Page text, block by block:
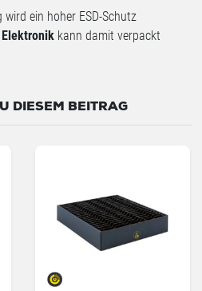
ein hoher ESD-Schutz
kann damit verpackt
DIESEM BEITRAG